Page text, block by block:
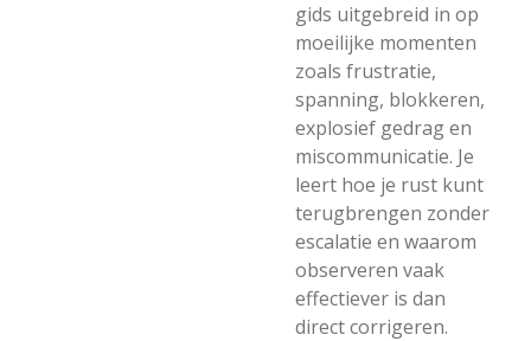
gids uitgebreid in op
moeilijke momenten
zoals frustratie,
spanning, blokkeren,
explosief gedrag en
miscommunicatie. Je
leert hoe je rust kunt
terugbrengen zonder
escalatie en waarom
observeren vaak
effectiever is dan
direct corrigeren.